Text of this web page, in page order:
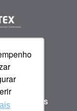
- Todos os